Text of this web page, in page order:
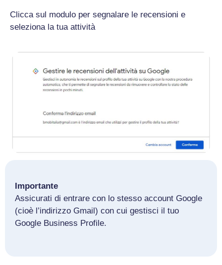
Clicca sul modulo per segnalare le recensioni e
seleziona la tua attività
Importante
Assicurati di entrare con lo stesso account Google
(cioè l’indirizzo Gmail) con cui gestisci il tuo
Google Business Profile.